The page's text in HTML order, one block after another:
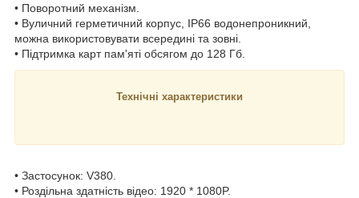
• Поворотний механізм.
• Вуличний герметичний корпус, IP66 водонепроникний,
можна використовувати всередині та зовні.
• Підтримка карт пам'яті обсягом до 128 Гб.
Технічні характеристики
• Застосунок: V380.
• Роздільна здатність відео: 1920 * 1080P.